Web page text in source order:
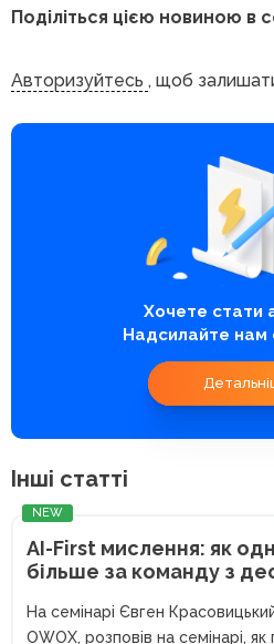
Поділіться цією новиною в
Авторизуйтесь , щоб
Хочете стати
Надсилайте нам
Інші статті
NEW
AI-First мислення: як
більше за команду з
На семінарі Євген
OWOX, розповів на семінарі,